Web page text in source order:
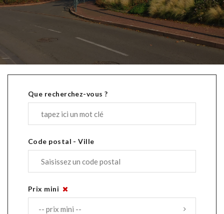
Que recherchez-vous ?
Code postal - Ville
Prix mini